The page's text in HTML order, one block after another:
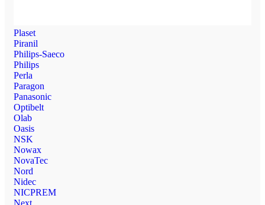
Plaset
Piranil
Philips-Saeco
Philips
Perla
Paragon
Panasonic
Optibelt
Olab
Oasis
NSK
Nowax
NovaTec
Nord
Nidec
NICPREM
Next